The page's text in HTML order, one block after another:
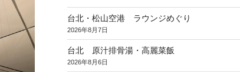
台北・松山空港 ラウンジめぐり
2026年8月7日
台北 原汁排骨湯・高麗菜飯
2026年8月6日